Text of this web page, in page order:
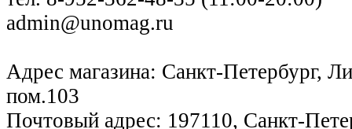
admin@unomag.ru
Адрес магазина: Санкт-Петербург,
пом.103
Почтовый адрес: 197110, Санкт-